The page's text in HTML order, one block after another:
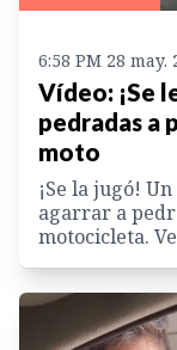
6:58 PM 28 may.
Vídeo: ¡Se
pedradas a
moto
¡Se la jugó!
agarrar a
motocicleta.